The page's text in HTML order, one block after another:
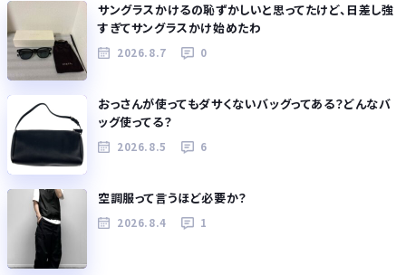
サングラスかけるの恥ずかしいと思ってたけど、日差し強
すぎてサングラスかけ始めたわ
2026.8.7 0
おっさんが使ってもダサくないバッグってある？どんなバ
ッグ使ってる？
2026.8.5 6
空調服って言うほど必要か？
2026.8.4 1